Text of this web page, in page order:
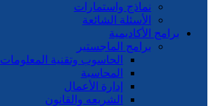
نماذج واستمارات
الأسئلة الشائعة
برامج الأكاديمية
برامج الماجستير
الحاسوب وتقنية المعلومات
المحاسبة
إدارة الأعمال
الشريعه والقانون